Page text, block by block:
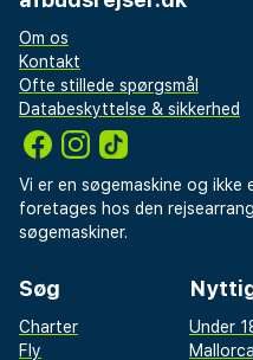
Om os
Kontakt
Ofte stillede spørgsmål
Databeskyttelse & sikkerhed
Vi er en søgemaskine og ikke
foretages hos den
søgemaskiner.
Søg
Charter
Fly
Under
Mallorca